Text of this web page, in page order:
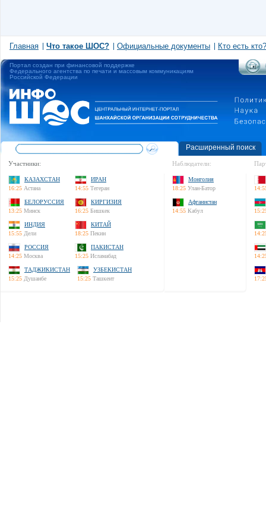
Главная Что такое ШОС? Официальные документы Кто есть кто?
Портал создан при финансовой поддержке
Федерального агентства по печати и массовым коммуникациям
Российской Федерации
Расширенный поиск
Участники:
КАЗАХСТАН
16:25 Астана
ИРАН
14:55 Тегеран
БЕЛОРУССИЯ
13:25 Минск
КИРГИЗИЯ
16:25 Бишкек
ИНДИЯ
15:55 Дели
КИТАЙ
18:25 Пекин
РОССИЯ
14:25 Москва
ПАКИСТАН
15:25 Исламабад
ТАДЖИКИСТАН
15:25 Душанбе
УЗБЕКИСТАН
15:25 Ташкент
Наблюдатели:
Монголия
18:25 Улан-Батор
Афганистан
14:55 Кабул